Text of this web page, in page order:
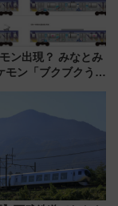
ン出現？ みなとみ
モン「ブクブクうみ